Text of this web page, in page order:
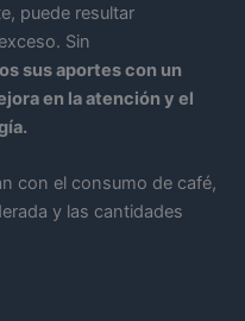
puede resultar
Sin
sus aportes con un
en la atención y el
con el consumo de café,
y las cantidades